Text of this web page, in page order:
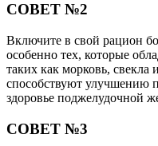
СОВЕТ №2
Включите в свой рацион
особенно тех, которые
таких как морковь, свекла
способствуют улучшению
здоровье поджелудочной
СОВЕТ №3